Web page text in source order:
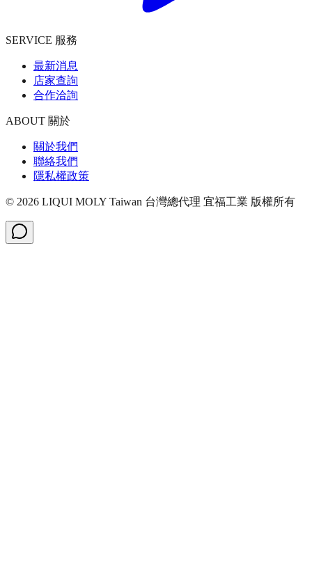
SERVICE 服務
最新消息
店家查詢
合作洽詢
ABOUT 關於
關於我們
聯絡我們
隱私權政策
© 2026 LIQUI MOLY Taiwan 台灣總代理 宜福工業 版權所有